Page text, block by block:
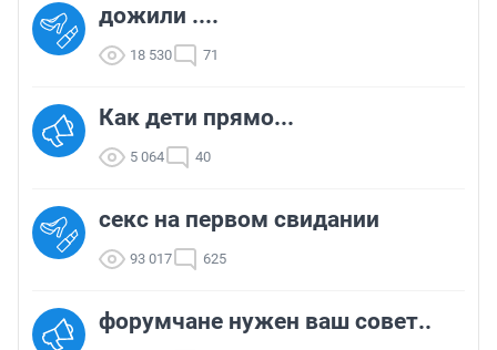
дожили ....
18 530 71
Как дети прямо...
5 064 40
секс на первом свидании
93 017 625
форумчане нужен ваш совет..